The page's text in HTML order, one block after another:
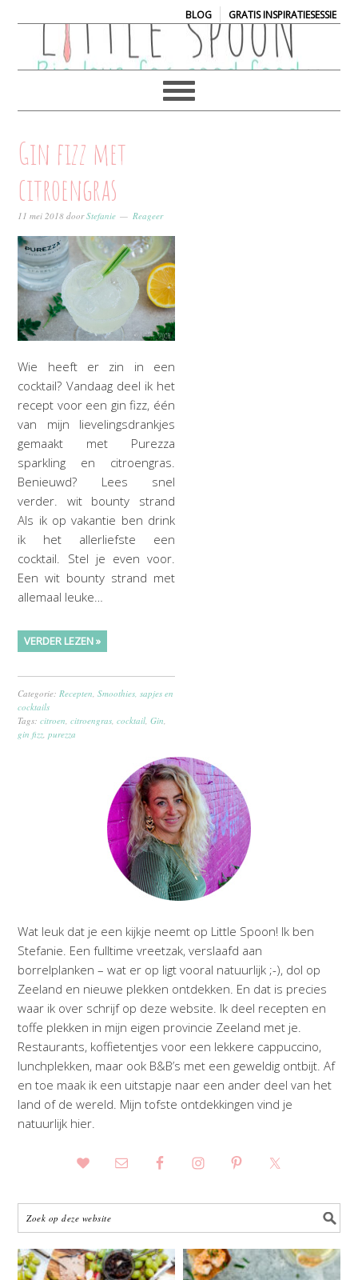
BLOG| GRATIS INSPIRATIESESSIE
Gin fizz met
citroengras
11 mei 2018 doorStefanie Reageer
Wie heeft er zin in een
cocktail? Vandaag deel ik het
recept voor een gin fizz, één
van mijn lievelingsdrankjes
gemaakt met Purezza
sparkling en citroengras.
Benieuwd? Lees snel
verder. wit bounty strand
Als ik op vakantie ben drink
ik het allerliefste een
cocktail. Stel je even voor.
Een wit bounty strand met
allemaal leuke…
VERDER LEZEN »
Categorie: Recepten ,Smoothies, sapjes en
cocktails
Tags:citroen ,citroengras ,cocktail ,Gin
gin fizz ,purezza
Wat leuk dat je een kijkje neemt op Little Spoon! Ik ben
Stefanie. Een fulltime vreetzak, verslaafd aan
borrelplanken – wat er op ligt vooral natuurlijk ;-), dol op
Zeeland en nieuwe plekken ontdekken. En dat is precies
waar ik over schrijf op deze website. Ik deel recepten en
toffe plekken in mijn eigen provincie Zeeland met je.
Restaurants, koffietentjes voor een lekkere cappuccino,
lunchplekken, maar ook B&B’s met een geweldig ontbijt. Af
en toe maak ik een uitstapje naar een ander deel van het
land of de wereld. Mijn tofste ontdekkingen vind je
natuurlijk hier.